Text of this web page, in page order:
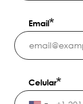
Email
Celular